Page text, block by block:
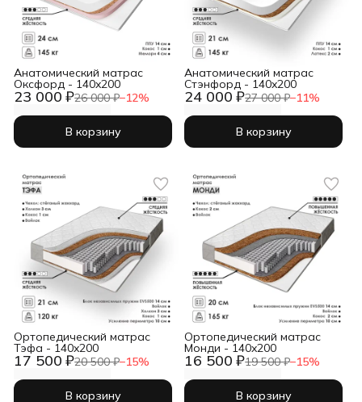
23 000 ₽26 000 ₽−12%
Анатомический матрас
Оксфорд - 140x200
В корзину
24 000 ₽27 000 ₽−11%
Анатомический матрас
Стэнфорд - 140x200
В корзину
17 500 ₽20 500 ₽−15%
Ортопедический матрас
Тэфа - 140x200
В корзину
16 500 ₽19 500 ₽−15%
Ортопедический матрас
Монди - 140x200
В корзину